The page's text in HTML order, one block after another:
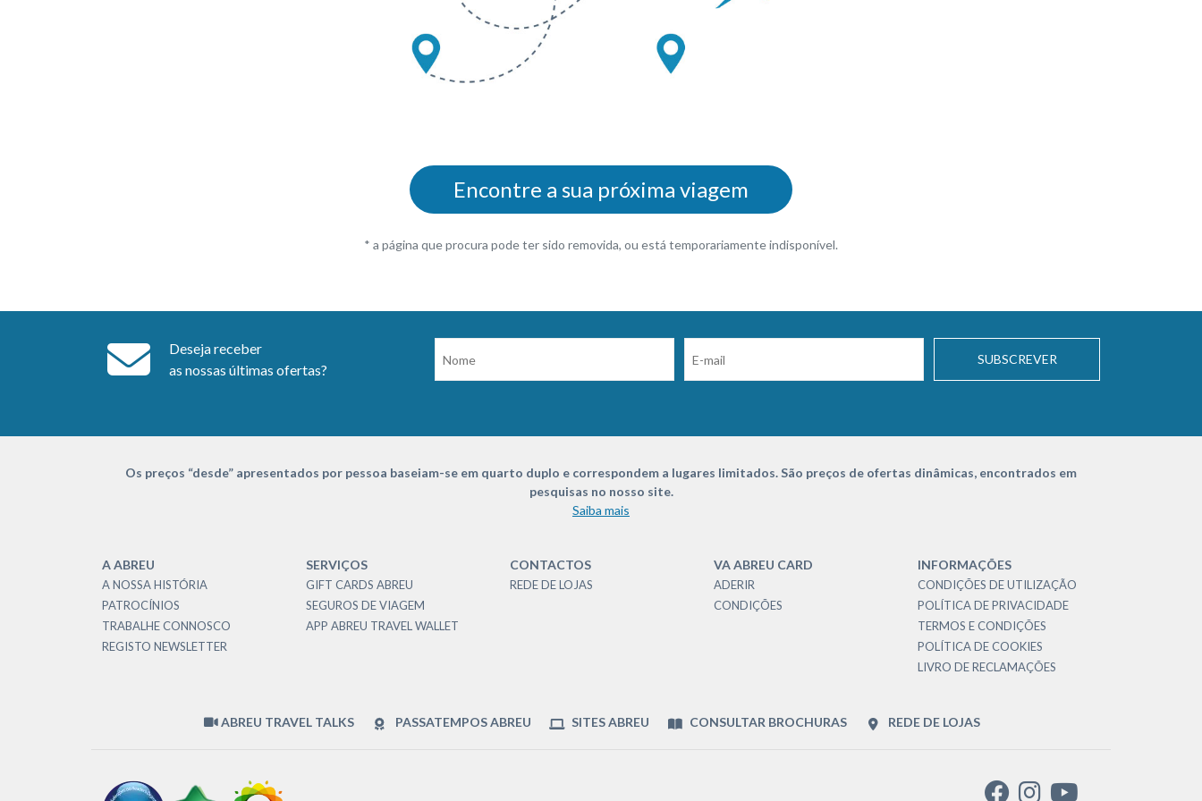
Encontre a sua próxima viagem
* a página que procura pode ter sido removida, ou está temporariamente indisponível.
Deseja receber
as nossas últimas ofertas?
SUBSCREVER
Os preços “desde” apresentados por pessoa baseiam-se em quarto duplo e correspondem a lugares limitados. São preços de ofertas dinâmicas, encontrados em
pesquisas no nosso site.
Saiba mais
A ABREU
A NOSSA HISTÓRIA
PATROCÍNIOS
TRABALHE CONNOSCO
REGISTO NEWSLETTER
SERVIÇOS
GIFT CARDS ABREU
SEGUROS DE VIAGEM
APP ABREU TRAVEL WALLET
CONTACTOS
REDE DE LOJAS
VA ABREU CARD
ADERIR
CONDIÇÕES
INFORMAÇÕES
CONDIÇÕES DE UTILIZAÇÃO
POLÍTICA DE PRIVACIDADE
TERMOS E CONDIÇÕES
POLÍTICA DE COOKIES
LIVRO DE RECLAMAÇÕES
ABREU TRAVEL TALKS PASSATEMPOS ABREU SITES ABREU CONSULTAR BROCHURAS REDE DE LOJAS